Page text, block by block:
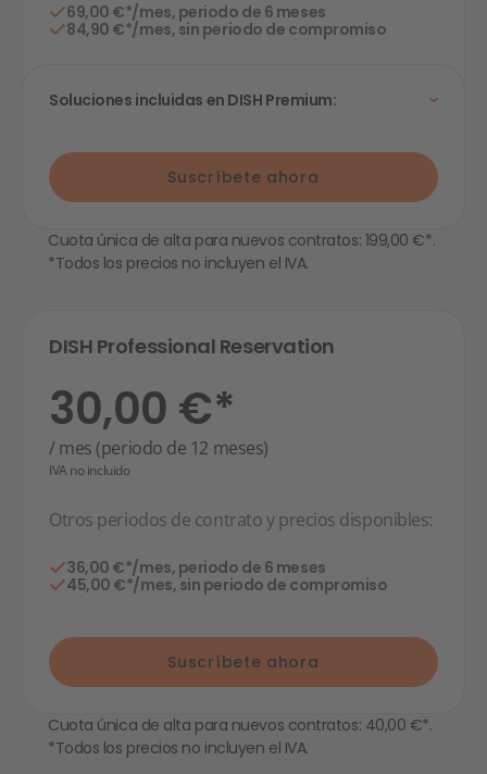
69,00 €*/mes, periodo de 6 meses
84,90 €*/mes, sin periodo de compromiso
Soluciones incluidas en DISH Premium:
Suscríbete ahora
Cuota única de alta para nuevos contratos: 199,00 €*.
*Todos los precios no incluyen el IVA.
DISH Professional Reservation
30,00 €*
/ mes (periodo de 12 meses)
IVA no incluido
Otros periodos de contrato y precios disponibles:
36,00 €*/mes, periodo de 6 meses
45,00 €*/mes, sin periodo de compromiso
Suscríbete ahora
Cuota única de alta para nuevos contratos: 40,00 €*.
*Todos los precios no incluyen el IVA.